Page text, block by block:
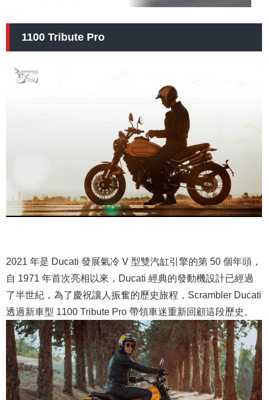
1100 Tribute Pro
2021 年是 Ducati 發展氣冷 V 型雙汽缸引擎的第 50 個年頭，
自 1971 年首次亮相以來，Ducati 經典的發動機設計已經過
了半世紀，為了慶祝讓人振奮的歷史旅程，Scrambler Ducati
透過新車型 1100 Tribute Pro 帶領車迷重新回顧這段歷史。